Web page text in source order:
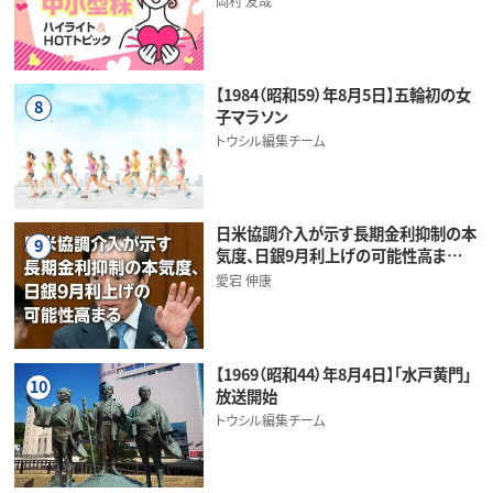
8
【1984（昭和59）年8月5日】五輪初の女
子マラソン
トウシル編集チーム
9
日米協調介入が示す長期金利抑制の本
気度、日銀9月利上げの可能性高ま…
愛宕 伸康
10
【1969（昭和44）年8月4日】「水戸黄門」
放送開始
トウシル編集チーム